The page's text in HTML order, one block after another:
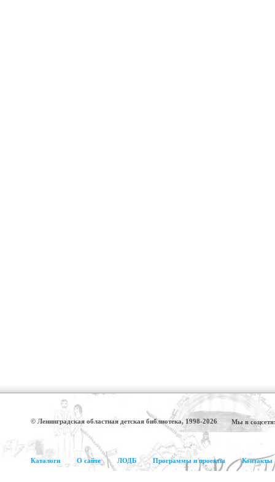
© Ленинградская областная детская библиотека, 1998-2026 Мы в
Каталоги О сайте ЛОДБ Программы и проекты Контакты